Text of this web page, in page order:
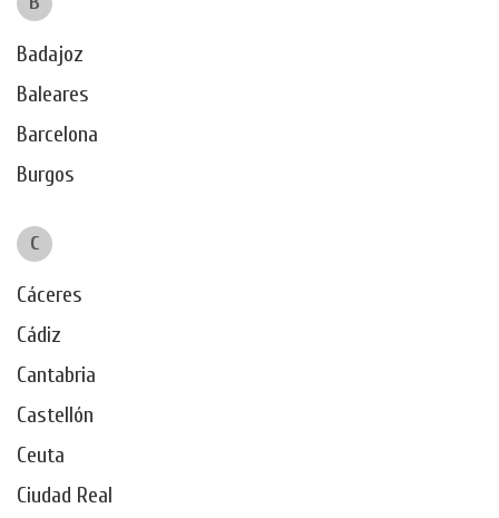
Badajoz
Baleares
Barcelona
Burgos
C
Cáceres
Cádiz
Cantabria
Castellón
Ceuta
Ciudad Real